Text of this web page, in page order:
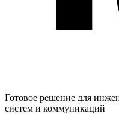
Готовое решение для
систем и коммуникаций